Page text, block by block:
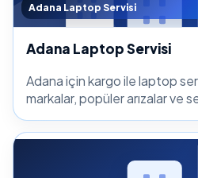
Adana Laptop Servisi
Adana Laptop Servisi
Adana için kargo ile laptop
markalar, popüler arızalar ve